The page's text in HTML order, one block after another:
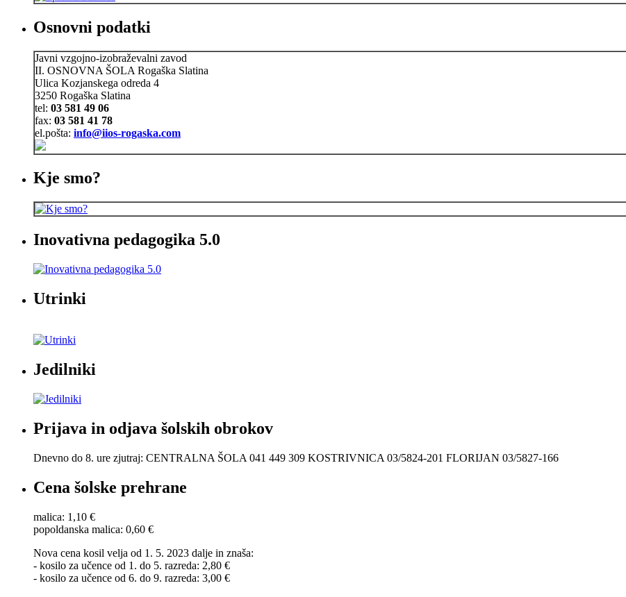
Osnovni podatki
Javni vzgojno-izobraževalni zavod
II. OSNOVNA ŠOLA Rogaška Slatina
Ulica Kozjanskega odreda 4
3250 Rogaška Slatina
tel: 03 581 49 06
fax: 03 581 41 78
el.pošta: info@iios-rogaska.com
Kje smo?
Inovativna pedagogika 5.0
Utrinki
Jedilniki
Prijava in odjava šolskih obrokov
Dnevno do 8. ure zjutraj: CENTRALNA ŠOLA 041 449 309 KOSTRIVNICA 03/5824-201 FLORIJAN 03/5827-166
Cena šolske prehrane
malica: 1,10 €
popoldanska malica: 0,60 €
Nova cena kosil velja od 1. 5. 2023 dalje in znaša:
- kosilo za učence od 1. do 5. razreda: 2,80 €
- kosilo za učence od 6. do 9. razreda: 3,00 €